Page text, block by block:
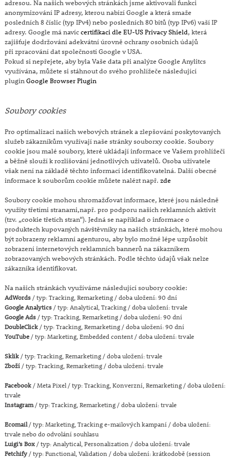
adresou. Na našich webových stránkách jsme aktivovali funkci
anonymizování IP adresy, kterou nabízí Google a která smaže
posledních 8 číslic (typ IPv4) nebo posledních 80 bitů (typ IPv6) vaší IP
adresy. Google má navíccertifikaci dle EU-US Privacy Shield, která
zajišťuje dodržování adekvátní úrovně ochrany osobních údajů
při zpracování dat společností Google v USA.
Pokud si nepřejete, aby byla Vaše data při analýze Google Anylitcs
využívána, můžete si stáhnout do svého prohlížeče následující
plugin Google Browser Plugin
Soubory cookies
Pro optimalizaci našich webových stránek a zlepšování poskytovaných
služeb zákazníkům využívají naše stránky souborxy cookie. Soubory
cookie jsou malé soubory, které ukládají informace ve Vašem prohlížeči
a běžně slouží k rozlišování jednotlivých uživatelů. Osoba uživatele
však není na základě těchto informací identifikovatelná. Další obecné
informace k souborům cookie můžete nalézt např. zde
Soubory cookie mohou shromažďovat informace, které jsou následně
využity třetími stranami,např. pro podporu našich reklamních aktivit
(tzv. „cookie třetích stran“). Jedná se například o informace o
produktech kupovaných návštěvníky na našich stránkách, které mohou
být zobrazeny reklamní agenturou, aby bylo možné lépe uzpůsobit
zobrazení internetových reklamních bannerů na zákazníkem
zobrazovaných webových stránkách. Podle těchto údajů však nelze
zákazníka identifikovat.
Na našich stránkách využíváme následující soubory cookie:
AdWords/ typ: Tracking, Remarketing / doba uložení: 90 dní
Google Analytics/ typ: Analytical, Tracking / doba uložení: trvale
Google Ads/ typ: Tracking, Remarketing / doba uložení: 90 dní
DoubleClick/ typ: Tracking, Remarketing / doba uložení: 90 dní
YouTube/ typ: Marketing, Embedded content / doba uložení: trvale
Sklik/ typ: Tracking, Remarketing / doba uložení: trvale
Zboží/ typ: Tracking, Remarketing / doba uložení: trvale
Facebook/ Meta Pixel / typ: Tracking, Konverzní, Remarketing / doba uložení:
trvale
Instagram/ typ: Tracking, Remarketing / doba uložení: trvale
Ecomail/ typ: Marketing, Tracking e-mailových kampaní / doba uložení:
trvale nebo do odvolání souhlasu
Luigi’s Box/ typ: Analytical, Personalization / doba uložení: trvale
Fetchify/ typ: Functional, Validation / doba uložení: krátkodobě (session